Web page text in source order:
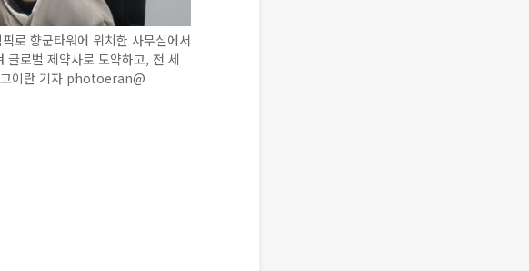
로 향군타워에 위치한 사무실에서
로벌 제약사로 도약하고, 전 세
고이란 기자 photoeran@